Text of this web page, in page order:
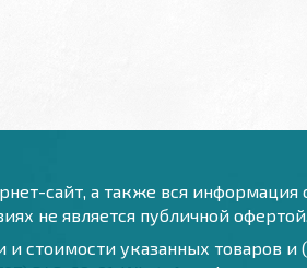
сайт, а также вся информация
не является публичной офертой.
стоимости указанных товаров